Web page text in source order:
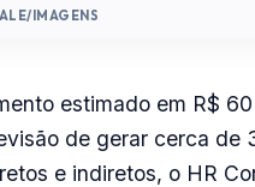
IMAGENS
estimado em R$ 60
de gerar cerca de
e indiretos, o HR